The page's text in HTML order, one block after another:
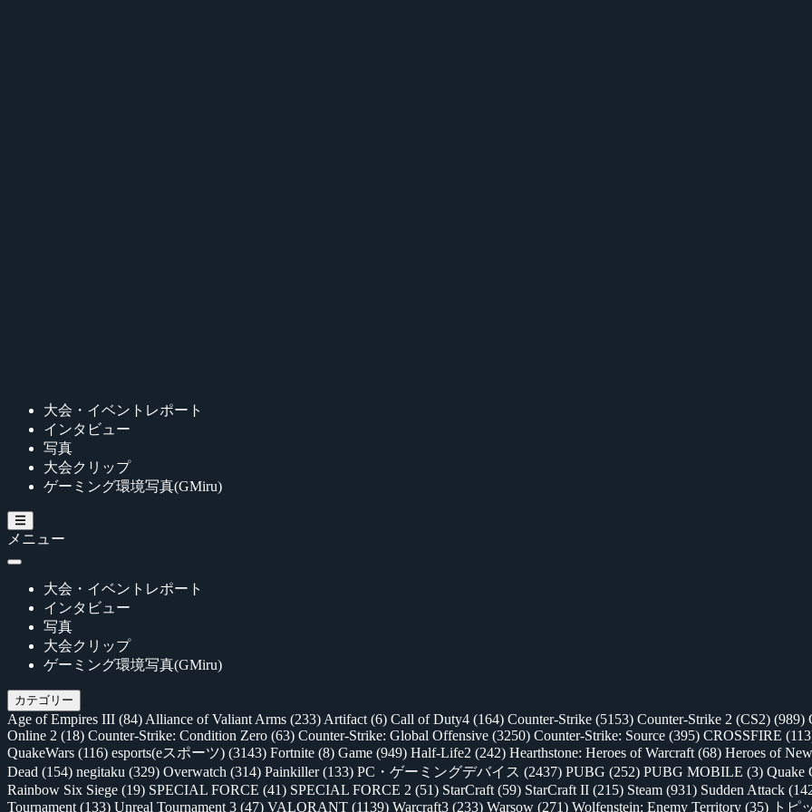
大会・イベントレポート
インタビュー
写真
大会クリップ
ゲーミング環境写真(GMiru)
メニュー
大会・イベントレポート
インタビュー
写真
大会クリップ
ゲーミング環境写真(GMiru)
カテゴリー
Age of Empires III (84) Alliance of Valiant Arms (233) Artifact (6) Call of Duty4 (164) Counter-Strike (5153) Counter-Strike 2 (CS2) (989)
Online 2 (18) Counter-Strike: Condition Zero (63) Counter-Strike: Global Offensive (3250) Counter-Strike: Source (395) CROSSFIRE
QuakeWars (116) esports(eスポーツ) (3143) Fortnite (8) Game (949) Half-Life2 (242) Hearthstone: Heroes of Warcraft (68) Heroes of
Dead (154) negitaku (329) Overwatch (314) Painkiller(133) PC・ゲーミングデバイス (2437) PUBG (252) PUBG MOBILE (3) Quake
Rainbow Six Siege (19) SPECIAL FORCE (41) SPECIAL FORCE 2 (51) StarCraft (59) StarCraft II (215) Steam (931) Sudden Attack
Tournament (133) Unreal Tournament 3 (47) VALORANT (1139) Warcraft3 (233) Warsow (271) Wolfenstein: Enemy Territory (35) トピ